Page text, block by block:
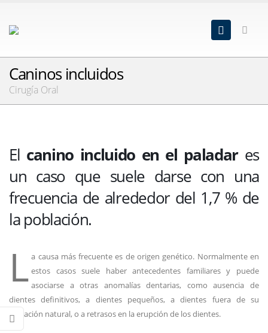
Caninos incluidos
Cirugía Oral
El canino incluido en el paladares
un caso que suele darse con una
frecuencia de alrededor del 1,7 % de
la población.
L a causa más frecuente es de origen genético. Normalmente en
estos casos suele haber antecedentes familiares y puede
asociarse a otras anomalías dentarias, como ausencia de
dientes definitivos, a dientes pequeños, a dientes fuera de su
ubicación natural, o a retrasos en la erupción de los dientes.